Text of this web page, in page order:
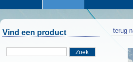
Vind een product
Zoek
terug